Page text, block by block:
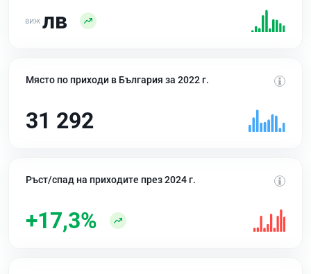
лв
Място по приходи в България за 2022 г.
31 292
Ръст/спад на приходите през 2024 г.
+17,3%